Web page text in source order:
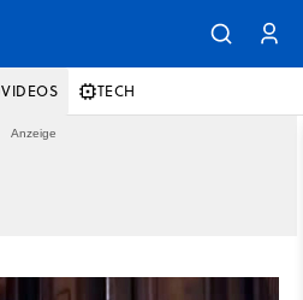
VIDEOS TECH